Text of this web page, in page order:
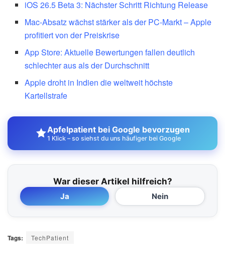
iOS 26.5 Beta 3: Nächster Schritt Richtung Release
Mac-Absatz wächst stärker als der PC-Markt – Apple
profitiert von der Preiskrise
App Store: Aktuelle Bewertungen fallen deutlich
schlechter aus als der Durchschnitt
Apple droht in Indien die weltweit höchste
Kartellstrafe
Apfelpatient bei Google bevorzugen
1 Klick – so siehst du uns häufiger bei Google
War dieser Artikel hilfreich?
Ja Nein
Tags: TechPatient